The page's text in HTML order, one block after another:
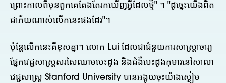
ព្រោះកាលពីមុនពួកគេតែងតែរកឃើញអ្វីដែលថ្មី" ។ "ដូច្នេះ​យើង​ពិត​
ជា​ភ័យ​ណាស់​លើក​នេះ​ផង​ដែរ"។
ប៉ុន្តែលើកនេះគឺខុសគ្នា។ លោក Lui ដែលជាជំនួយការសាស្ត្រាចារ្យ
ផ្នែកវេជ្ជសាស្ត្រសរសៃឈាមបេះដូង និងជំងឺបេះដូងកុមារនៅសាលា
វេជ្ជសាស្ត្រ Stanford University បានអង្គុយចុះយ៉ាងស្ងៀម